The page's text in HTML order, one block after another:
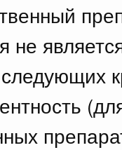
не